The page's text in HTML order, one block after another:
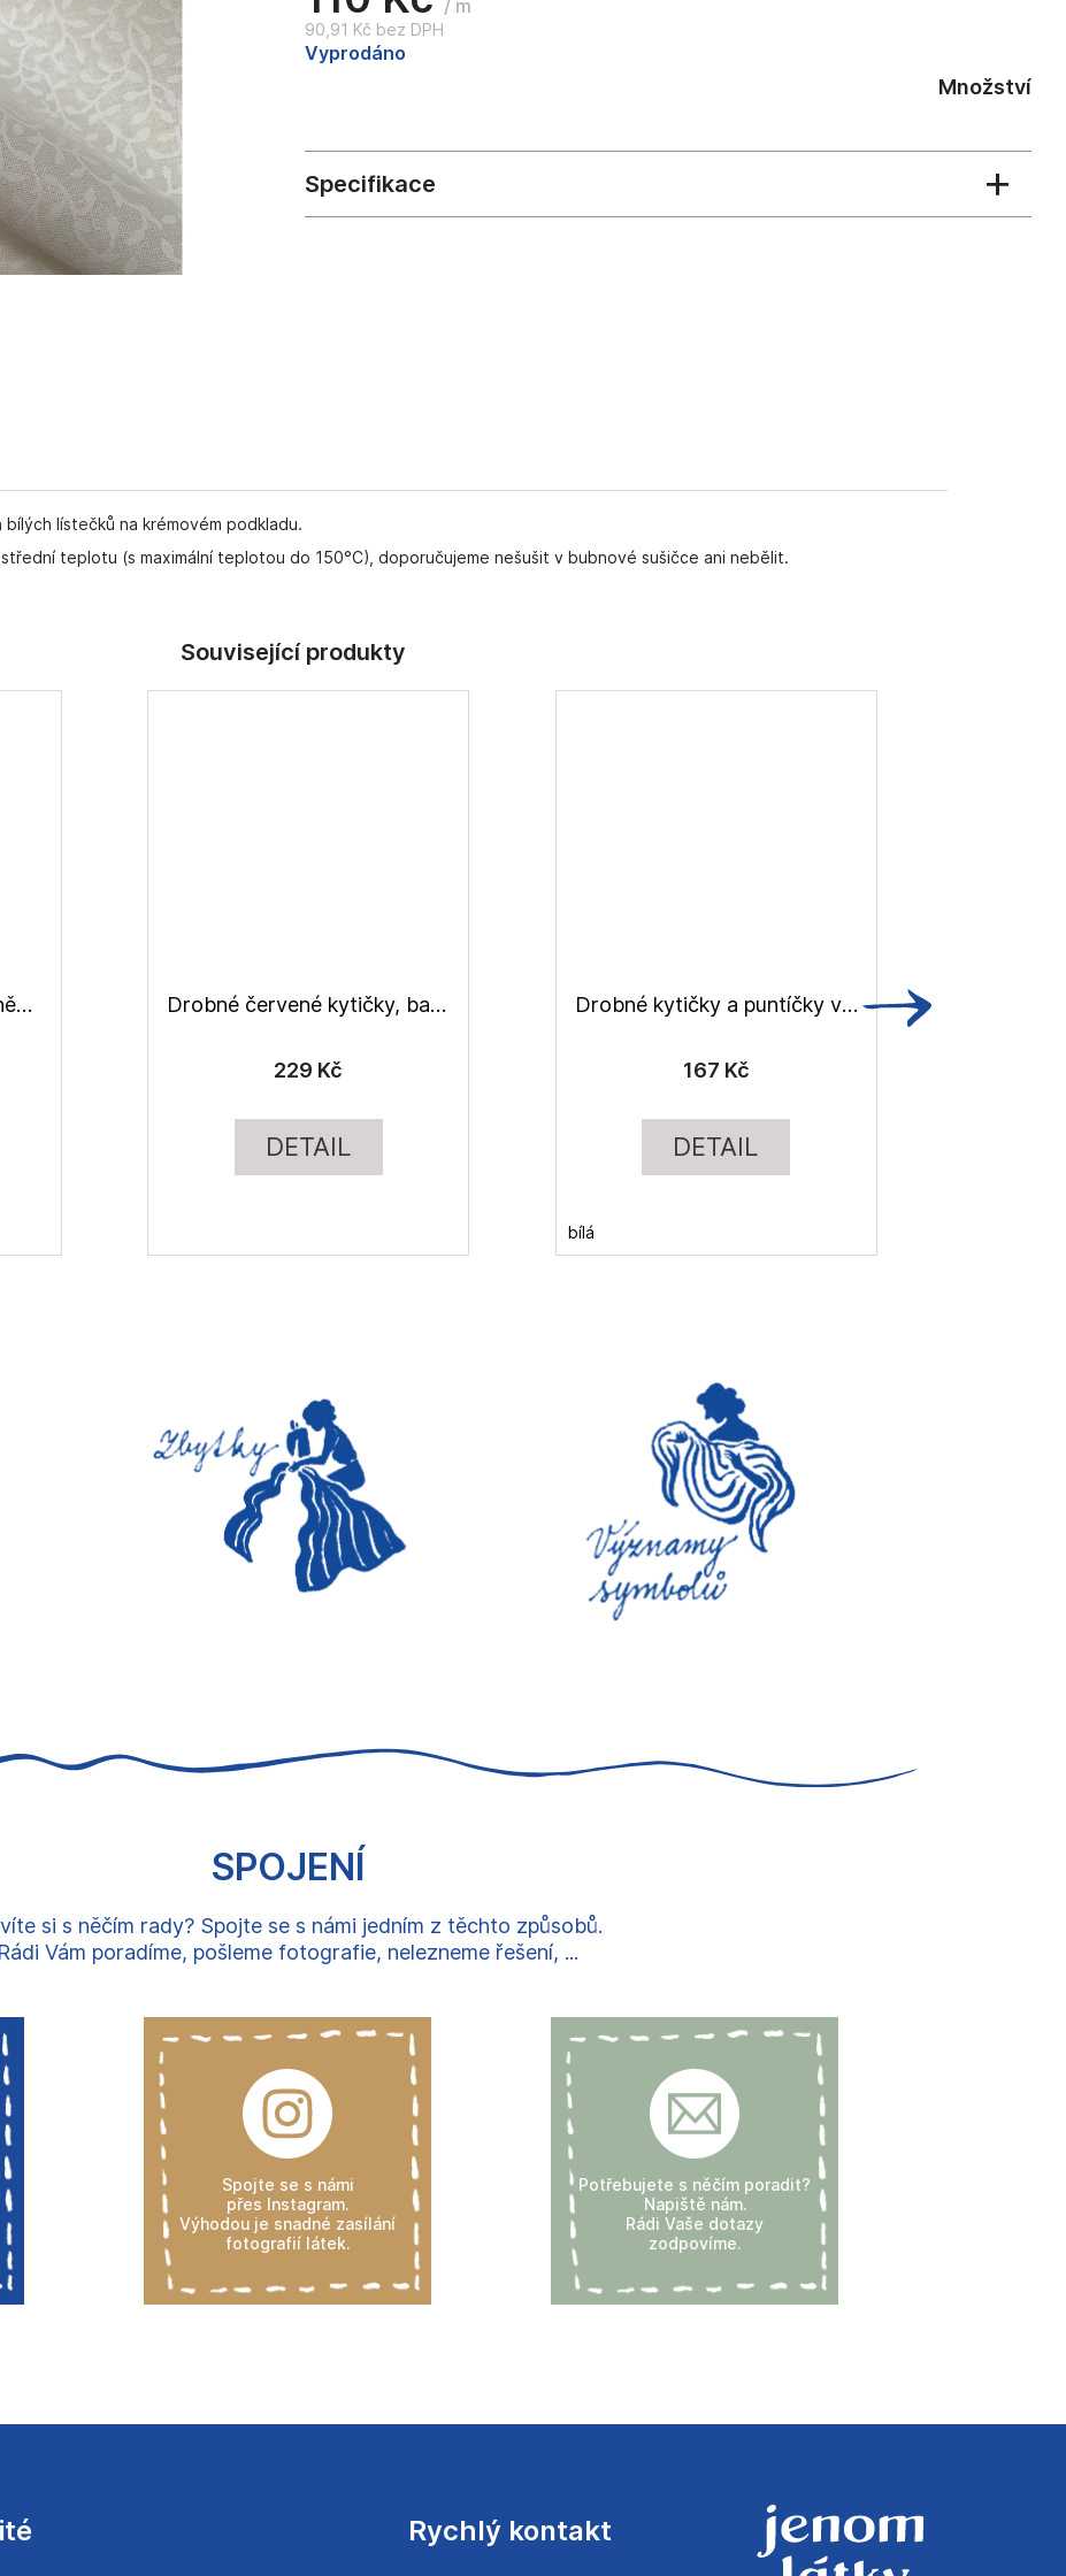
/ m
90,91 Kč bez DPH
Měrná
Vyprodáno
lístečků na krémovém podkladu.
teplotu (s maximální teplotou do 150°C), doporučujeme nešušit v bubnové sušičce ani nebělit.
Velké květy růžové, bavlněné plátno Drobné červené kytičky, bavlněný satén
229 Kč
DETAIL
Drobné kytičky a puntíčky v proužcích, bavlněný satén
167 Kč
DETAIL
bílá
SPOJENÍ
si s něčím rady? Spojte se s námi jedním z těchto způsobů.
Rádi Vám poradíme, pošleme fotografie, nelezneme řešení, ...
Spojte se s námi
přes Instagram.
Výhodou je snadné zasílání
fotografií látek.
Potřebujete s něčím poradit?
Napiště nám.
Rádi Vaše dotazy
zodpovíme.
Rychlý kontakt